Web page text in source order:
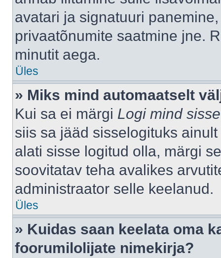
avatari ja signatuuri
privaatõnumite saatmine jne.
minutit aega.
Üles
» Miks mind automaatselt
Kui sa ei märgi Logi mind
siis sa jääd sisselogituks
alati sisse logitud olla, märgi
soovitatav teha avalikes
administraator selle keelanud.
Üles
» Kuidas saan keelata oma
foorumilolijate nimekirja?